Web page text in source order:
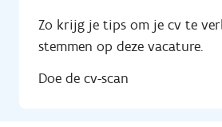
Zo krijg je tips om je cv te
stemmen op deze vacature.
Doe de cv-scan